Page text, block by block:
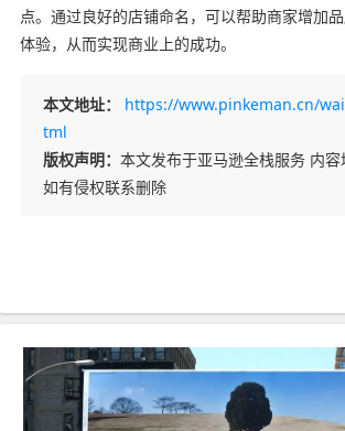
点。通过良好的店铺命名，可以帮助商家增加
体验，从而实现商业上的成功。
本文地址：
https://www.pinkeman.cn/
tml
版权声明： 本文发布于亚马逊全栈服务 内
如有侵权联系删除